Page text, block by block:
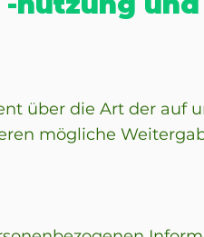
über die Art der auf
mögliche